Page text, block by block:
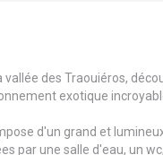
vallée des Traouiéros,
exotique
d'un grand et
par une salle d'eau, un